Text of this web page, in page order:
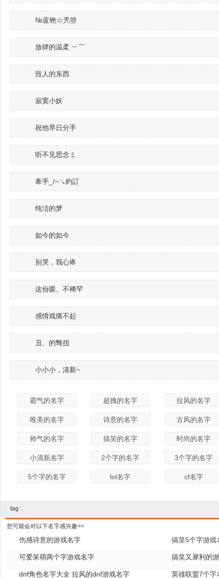
№蓝铯☆兲箜
放肆的温柔 ︶￣
毁人的东西
寂寞小妖
祝他早日分手
听不见思念ミ
牽手_/~↘約訂
纯洁的梦
如今的如今
别哭，我心疼
这份嗳、不稀罕
感情戏痛不起
丑、的彆扭
小小小，清新~
霸气的名字 超拽的名字 拉风的名字
唯美的名字 诗意的名字 古风的名字
帅气的名字 搞笑的名字 时尚的名字
小清新名字 2个字的名字 3个字的名字
5个字的名字 lol名字 cf名字
tag :
您可能会对以下名字感兴趣>>
伤感诗意的游戏名字 搞笑5个字游戏
可爱呆萌两个字游戏名字 搞笑又犀利的
dnf角色名字大全 拉风的dnf游戏名字 英雄联盟7个字